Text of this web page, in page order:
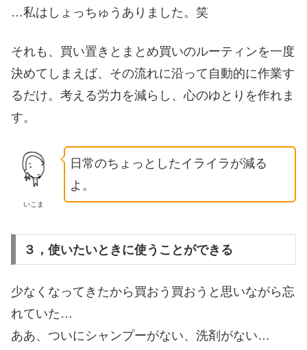
…私はしょっちゅうありました。笑
それも、買い置きとまとめ買いのルーティンを一度
決めてしまえば、その流れに沿って自動的に作業す
るだけ。考える労力を減らし、心のゆとりを作れま
す。
いこま
日常のちょっとしたイライラが減る
よ。
３，使いたいときに使うことができる
少なくなってきたから買おう買おうと思いながら忘
れていた…
ああ、ついにシャンプーがない、洗剤がない…